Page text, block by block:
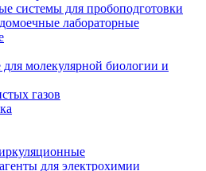
системы для пробоподготовки
лабораторные
молекулярной биологии и
газов
для электрохимии